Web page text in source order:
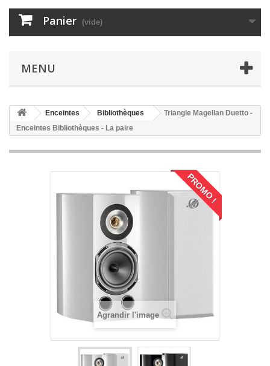
Panier (vide)
MENU
Enceintes Bibliothèques
Triangle Magellan Duetto -
Enceintes Bibliothèques - La paire
PROMO !
Agrandir l'image